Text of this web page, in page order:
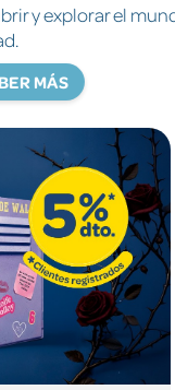
el mundo de